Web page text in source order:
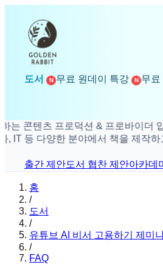
도서 N 무료 원데이 특강 N 무료
텐츠 프로덕션 & 프로바이더 입니다.
다양한 분야에서 책을 제작하고 있
출간 제안도서 협찬 제안아카데
홈
/
도서
/
유튜브 AI 비서 고용하기 제미
/
FAQ